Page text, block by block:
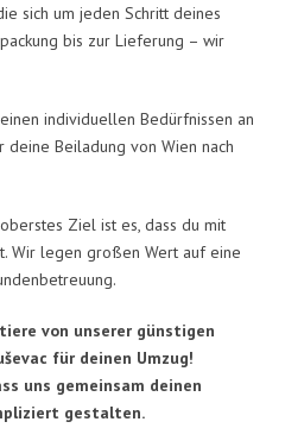
sich um jeden Schritt deines
bis zur Lieferung – wir
individuellen Bedürfnissen an
Beiladung von Wien nach
Ziel ist es, dass du mit
Wir legen großen Wert auf eine
von unserer günstigen
für deinen Umzug!
uns gemeinsam deinen
gestalten.